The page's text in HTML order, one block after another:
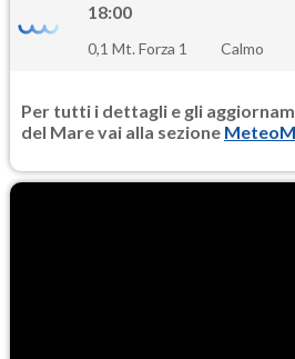
18:00
0,1 Mt. Forza 1
Calmo
Per tutti i dettagli e gli
del Mare vai alla sezione